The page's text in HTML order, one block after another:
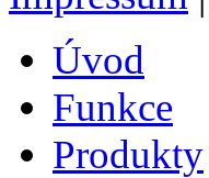
Úvod
Funkce
Produkty